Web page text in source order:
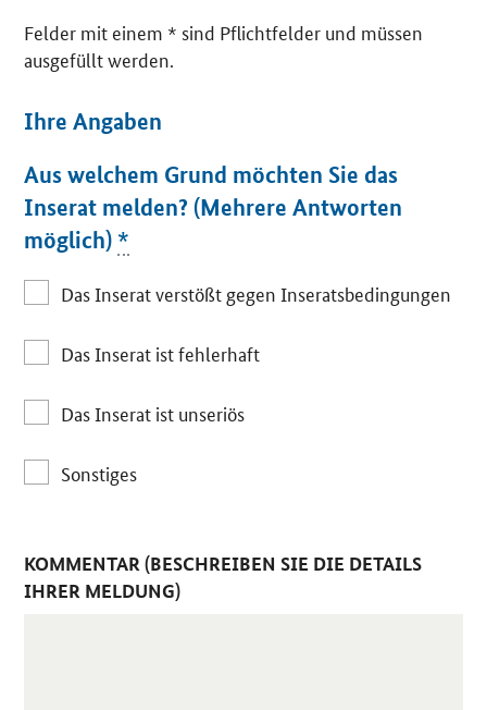
Felder mit einem * sind Pflichtfelder und müssen
ausgefüllt werden.
Ihre Angaben
Aus welchem Grund möchten Sie das
Inserat melden? (Mehrere Antworten
möglich) *
Das Inserat verstößt gegen Inseratsbedingungen
Das Inserat ist fehlerhaft
Das Inserat ist unseriös
Sonstiges
KOMMENTAR (BESCHREIBEN SIE DIE DETAILS
IHRER MELDUNG)